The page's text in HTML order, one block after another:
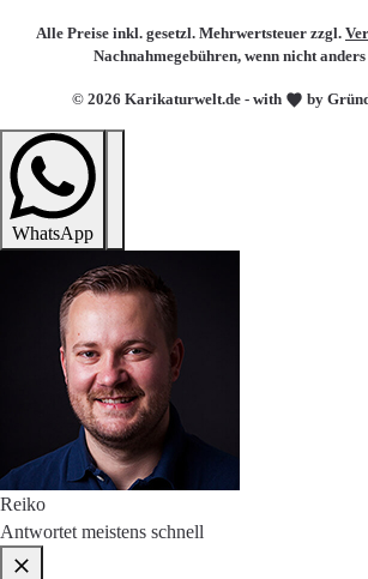
© 2026 Karikaturwelt.de - with by
Alle Preise inkl. gesetzl. Mehrwertsteuer zzgl.
Nachnahmegebühren, wenn nicht anders
WhatsApp
Reiko
Antwortet meistens schnell